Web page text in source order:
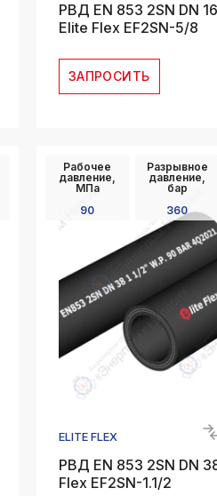
РВД EN 853 2SN DN
Elite Flex EF2SN-5/8
ЗАПРОСИТЬ
Рабочее
давление,
МПа
90
Разрывное
давление,
бар
360
ELITE FLEX
РВД EN 853 2SN DN
Flex EF2SN-1.1/2